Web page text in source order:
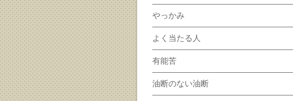
やっかみ
よく当たる人
有能苦
油断のない油断